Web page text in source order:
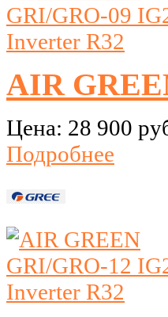
AIR
Цена: 28 900
Подробнее